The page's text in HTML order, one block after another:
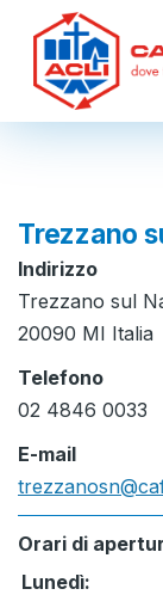
Salta al
Trezzano
Indirizzo
Trezzano sul
20090 MI Italia
Telefono
02 4846 0033
E-mail
Orari di
Giorno
Time
Commento
Lunedì: